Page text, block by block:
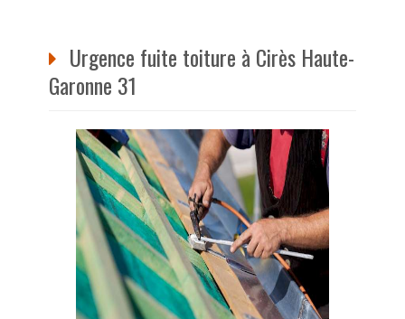
Urgence fuite toiture à Cirès Haute-
Garonne 31